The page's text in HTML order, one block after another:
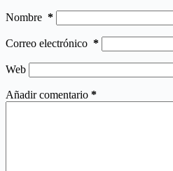
Nombre *
Correo electrónico *
Web
Añadir comentario *